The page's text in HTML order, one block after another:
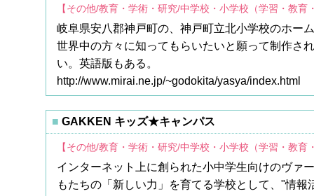
【その他/教育・学術・研究/中学校・小学校（学習・教育
岐阜県安八郡神戸町の、神戸町立北小学校のホー
世界中の方々に知ってもらいたいと願って制作さ
い。英語版もある。
http://www.mirai.ne.jp/~godokita/yasya/index.html
GAKKEN キッズ★キャンパス
【その他/教育・学術・研究/中学校・小学校（学習・教育
インターネット上に創られた小中学生向けのヴァ
もたちの「新しい力」を育てる学校として、"情